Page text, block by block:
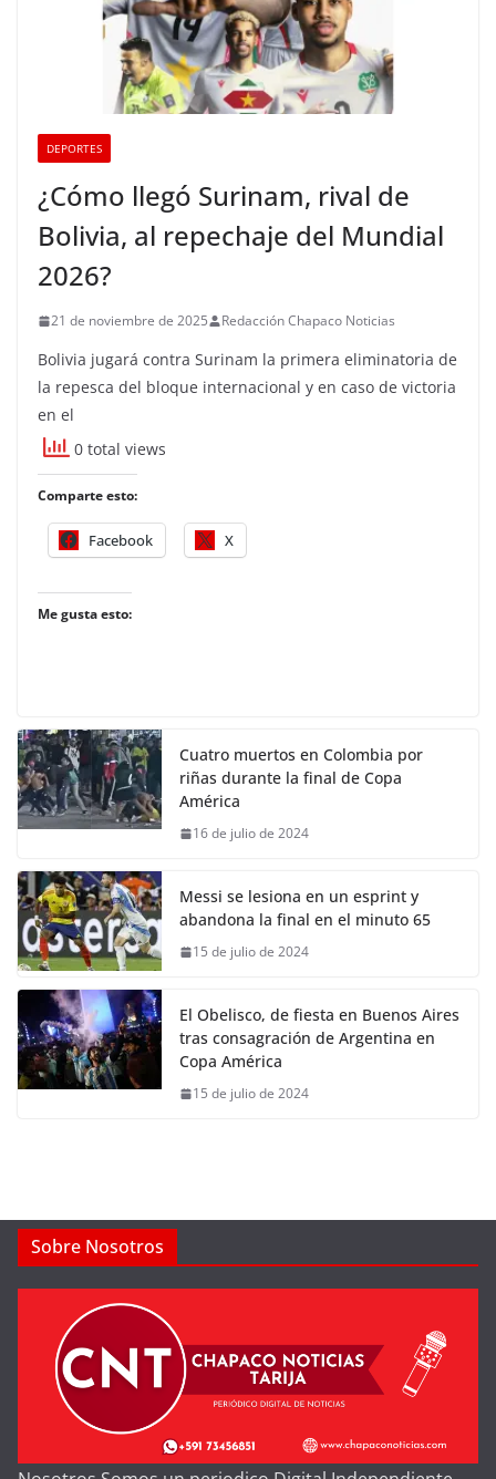
DEPORTES
¿Cómo llegó Surinam, rival de
Bolivia, al repechaje del Mundial
2026?
21 de noviembre de 2025 Redacción Chapaco Noticias
Bolivia jugará contra Surinam la primera eliminatoria de
la repesca del bloque internacional y en caso de victoria
en el
0 total views
Comparte esto:
Facebook X
Me gusta esto:
Cuatro muertos en Colombia por
riñas durante la final de Copa
América
16 de julio de 2024
Messi se lesiona en un esprint y
abandona la final en el minuto 65
15 de julio de 2024
El Obelisco, de fiesta en Buenos Aires
tras consagración de Argentina en
Copa América
15 de julio de 2024
Sobre Nosotros